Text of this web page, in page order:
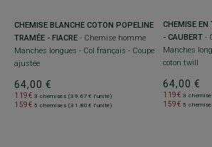
CHEMISE BLANCHE COTON POPELINE
TRAMÉE - FIACRE - Chemise homme
Manches longues - Col français - Coupe
ajustée
64,00 €
119€ 3 chemises (39.67€ l'unité)
159€ 5 chemises (31.80€ l'unité)
CHEMISE EN
- CAUBERT -
Manches
coton twill
64,00 €
119€ 3
159€ 5